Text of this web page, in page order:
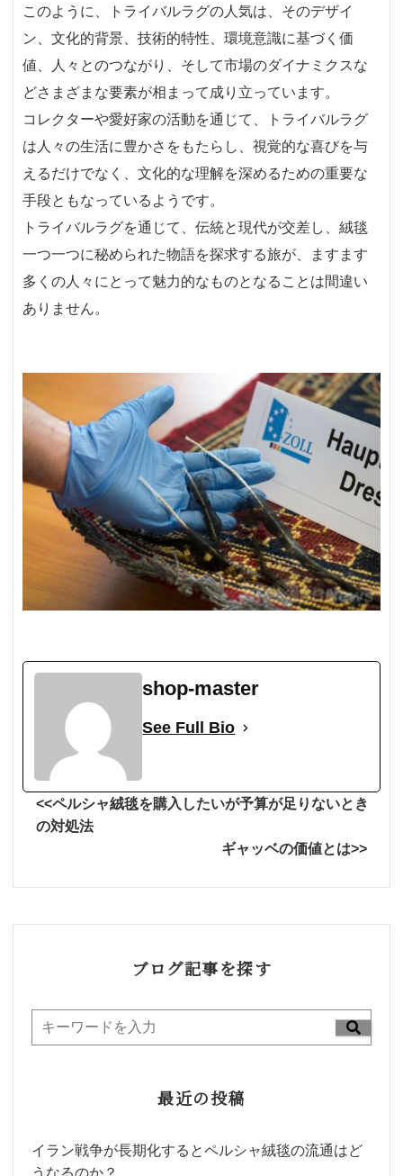
このように、トライバルラグの人気は、そのデザイ
ン、文化的背景、技術的特性、環境意識に基づく価
値、人々とのつながり、そして市場のダイナミクスな
どさまざまな要素が相まって成り立っています。
コレクターや愛好家の活動を通じて、トライバルラグ
は人々の生活に豊かさをもたらし、視覚的な喜びを与
えるだけでなく、文化的な理解を深めるための重要な
手段ともなっているようです。
トライバルラグを通じて、伝統と現代が交差し、絨毯
一つ一つに秘められた物語を探求する旅が、ますます
多くの人々にとって魅力的なものとなることは間違い
ありません。
shop-master
See Full Bio
<<ペルシャ絨毯を購入したいが予算が足りないとき
の対処法
ギャッベの価値とは>>
ブログ記事を探す
最近の投稿
イラン戦争が長期化するとペルシャ絨毯の流通はど
うなるのか？